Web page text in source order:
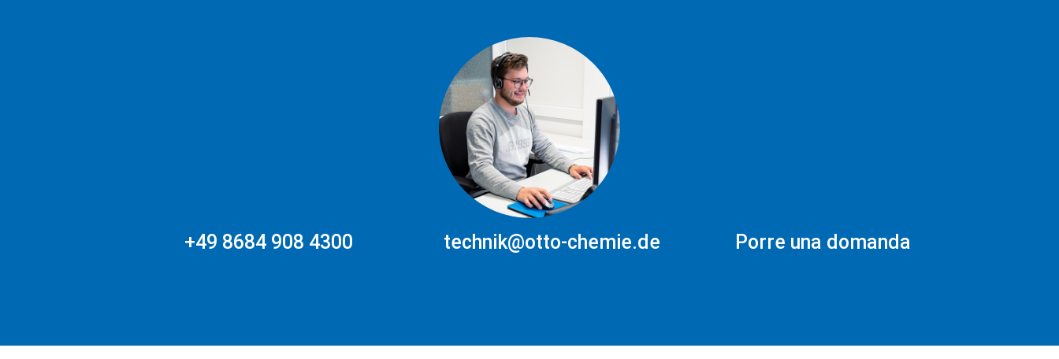
+49 8684 908 4300 technik@otto-chemie.de Porre una domanda